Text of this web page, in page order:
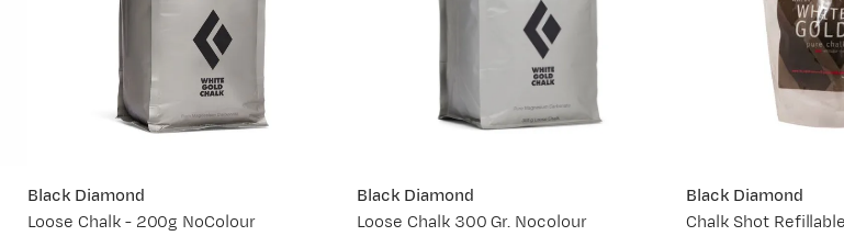
Black Diamond
Loose Chalk - 200g NoColour
Black Diamond
Loose Chalk 300 Gr. Nocolour
Black Diamond
Chalk Shot